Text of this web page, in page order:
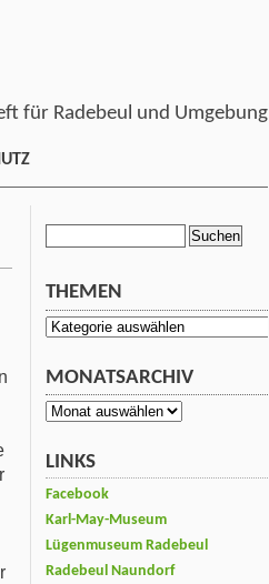
für Radebeul und Umgebung
THEMEN
Themen
MONATSARCHIV
Monatsarchiv
LINKS
Facebook
Karl-May-Museum
Lügenmuseum Radebeul
Radebeul Naundorf